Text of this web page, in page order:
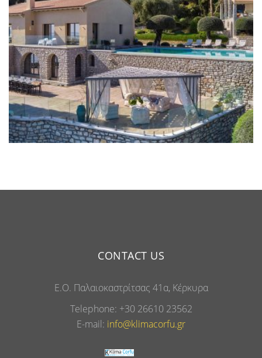
CONTACT US
Ε.Ο. Παλαιοκαστρίτσας 41α, Κέρκυρα
Telephone: +30 26610 23562
E-mail: info@klimacorfu.gr